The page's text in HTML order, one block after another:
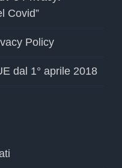
Covid”
Policy
dal 1° aprile 2018